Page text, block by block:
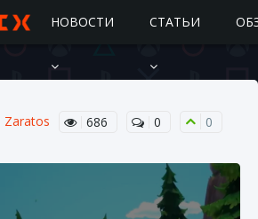
НОВОСТИ СТАТЬИ
Zaratos 686 0 0